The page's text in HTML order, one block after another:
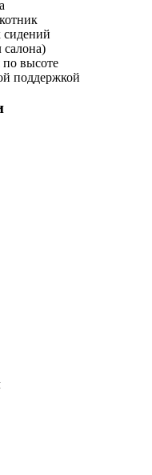
сидений
салона)
по высоте
поддержкой